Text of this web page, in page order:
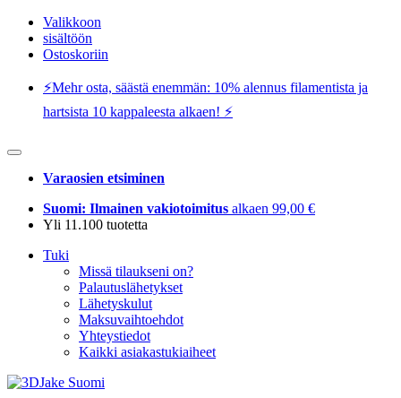
Valikkoon
sisältöön
Ostoskoriin
⚡️Mehr osta, säästä enemmän: 10% alennus filamentista ja
hartsista 10 kappaleesta alkaen! ⚡️
Varaosien etsiminen
Suomi: Ilmainen vakiotoimitus alkaen 99,00 €
Yli 11.100 tuotetta
Tuki
Missä tilaukseni on?
Palautuslähetykset
Lähetyskulut
Maksuvaihtoehdot
Yhteystiedot
Kaikki asiakastukiaiheet